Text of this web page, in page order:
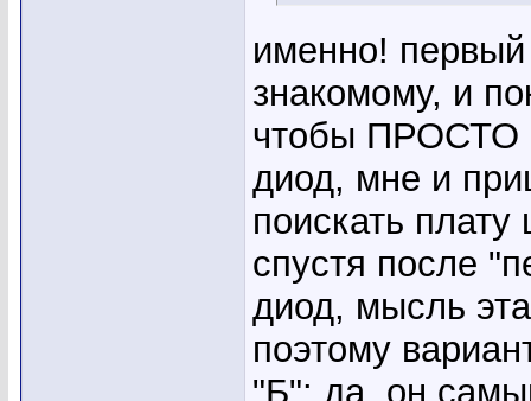
именно!
знакомому, и
чтобы ПРОСТО
диод, мне и
поискать
спустя после
диод, мысль
поэтому
"Б": да, он